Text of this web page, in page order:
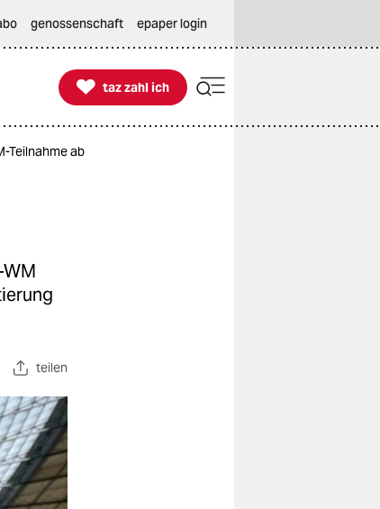
genossenschaft epaper login

taz zahl ich
taz zahl ich
Teilnahme ab
teilen